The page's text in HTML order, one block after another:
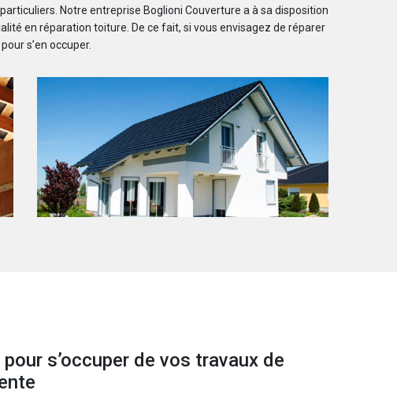
Notre entreprise Boglioni Couverture a à sa disposition
en réparation toiture. De ce fait, si vous envisagez de réparer
s’en occuper.
s’occuper de vos travaux de